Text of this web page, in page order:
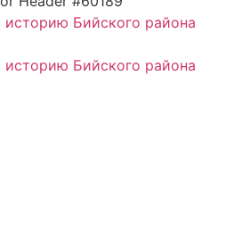
историю Бийского района
историю Бийского района